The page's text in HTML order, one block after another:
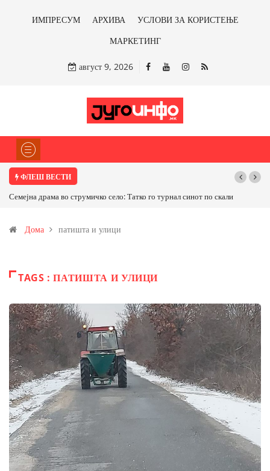
ИМПРЕСУМ АРХИВА
УСЛОВИ ЗА КОРИСТЕЊЕ
МАРКЕТИНГ
август 9, 2026
ФЛЕШ ВЕСТИ
Семејна драма во струмичко село: Татко го турнал синот по скали
Дома патишта и улици
TAGS : ПАТИШТА И УЛИЦИ